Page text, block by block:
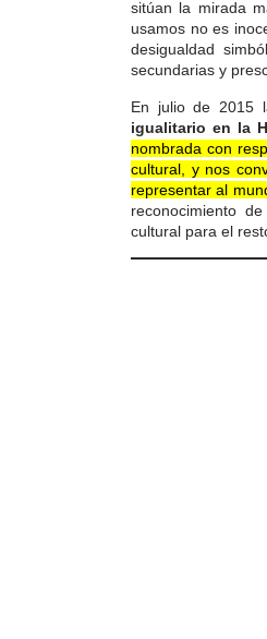
sitúan la mirada
usamos no es
desigualdad
secundarias y
En julio de 2015
igualitario en la
nombrada con
cultural, y nos
representar al
reconocimiento
cultural para el